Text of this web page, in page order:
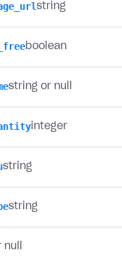
string
boolean
string or null
integer
string
string